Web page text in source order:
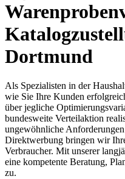
Dortmund
Als Spezialisten in der
wie Sie Ihre Kunden
über jegliche
bundesweite Verteilaktion
ungewöhnliche
Direktwerbung bringen wir
Verbraucher. Mit unserer
eine kompetente Beratung,
zu.